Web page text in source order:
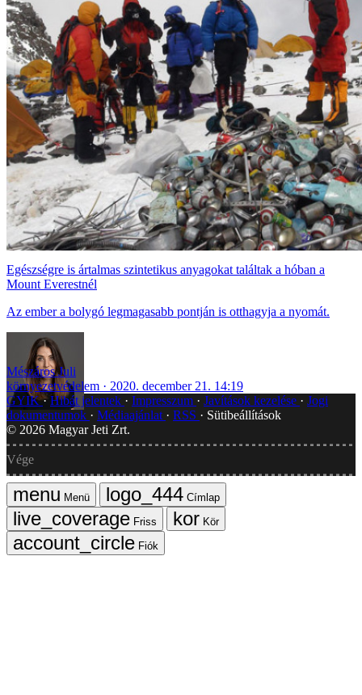
Egészségre is ártalmas szintetikus anyagokat találtak a hóban a
Mount Everestnél
Az ember a bolygó legmagasabb pontján is otthagyja a nyomát.
Mészáros Juli
környezetvédelem
2020. december 21. 14:19
GYIK Hibát jelentek Impresszum Javítások kezelése
Jogi
dokumentumok
Médiaajánlat RSS
Sütibeállítások
© 2026 Magyar Jeti Zrt.
Vége
Menü
Címlap
Friss
Kör
Fiók